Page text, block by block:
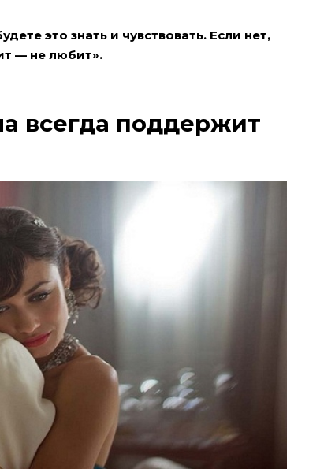
это знать и чувствовать. Если нет,
— не любит».
всегда поддержит